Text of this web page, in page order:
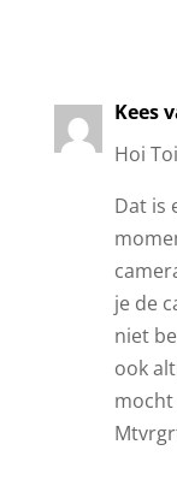
Kees
Hoi
Dat is
je de
niet
ook
mocht